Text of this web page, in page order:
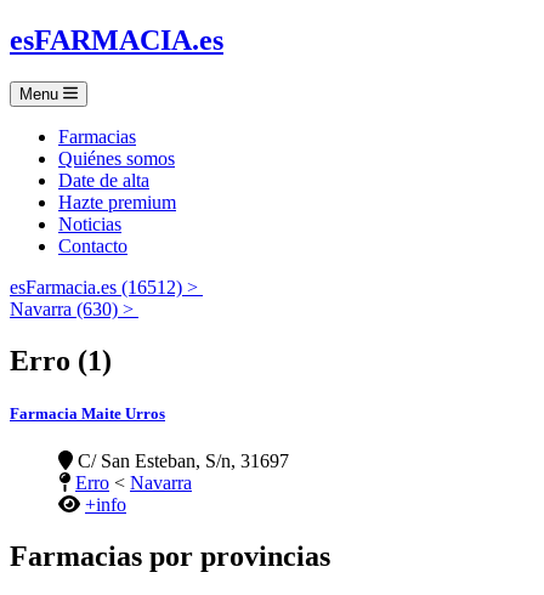
esFARMACIA.es
Menu
Farmacias
Quiénes somos
Date de alta
Hazte premium
Noticias
Contacto
esFarmacia.es (16512) >
Navarra (630) >
Erro (1)
Farmacia Maite Urros
C/ San Esteban, S/n, 31697
Erro < Navarra
+info
Farmacias por provincias